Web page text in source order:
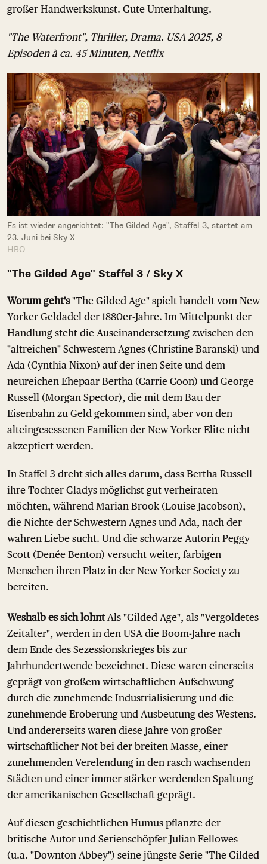
großer Handwerkskunst. Gute Unterhaltung.
"The Waterfront", Thriller, Drama. USA 2025, 8
Episoden à ca. 45 Minuten, Netflix
Es ist wieder angerichtet: "The Gilded Age", Staffel 3, startet am
23. Juni bei Sky X
HBO
"The Gilded Age" Staffel 3 / Sky X
Worum geht's"The Gilded Age" spielt handelt vom New
Yorker Geldadel der 1880er-Jahre. Im Mittelpunkt der
Handlung steht die Auseinandersetzung zwischen den
"altreichen" Schwestern Agnes (Christine Baranski) und
Ada (Cynthia Nixon) auf der inen Seite und dem
neureichen Ehepaar Bertha (Carrie Coon) und George
Russell (Morgan Spector), die mit dem Bau der
Eisenbahn zu Geld gekommen sind, aber von den
alteingesessenen Familien der New Yorker Elite nicht
akzeptiert werden.
In Staffel 3 dreht sich alles darum, dass Bertha Russell
ihre Tochter Gladys möglichst gut verheiraten
möchten, während Marian Brook (Louise Jacobson),
die Nichte der Schwestern Agnes und Ada, nach der
wahren Liebe sucht. Und die schwarze Autorin Peggy
Scott (Denée Benton) versucht weiter, farbigen
Menschen ihren Platz in der New Yorker Society zu
bereiten.
Weshalb es sich lohntAls "Gilded Age", als "Vergoldetes
Zeitalter", werden in den USA die Boom-Jahre nach
dem Ende des Sezessionskrieges bis zur
Jahrhundertwende bezeichnet. Diese waren einerseits
geprägt von großem wirtschaftlichen Aufschwung
durch die zunehmende Industrialisierung und die
zunehmende Eroberung und Ausbeutung des Westens.
Und andererseits waren diese Jahre von großer
wirtschaftlicher Not bei der breiten Masse, einer
zunehmenden Verelendung in den rasch wachsenden
Städten und einer immer stärker werdenden Spaltung
der amerikanischen Gesellschaft geprägt.
Auf diesen geschichtlichen Humus pflanzte der
britische Autor und Serienschöpfer Julian Fellowes
(u.a. "Downton Abbey") seine jüngste Serie "The Gilded